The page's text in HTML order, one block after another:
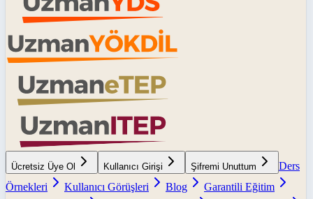
Ücretsiz Üye Ol Kullanıcı Girişi Şifremi Unuttum
Ders
Örnekleri
Kullanıcı Görüşleri Blog
Garantili Eğitim